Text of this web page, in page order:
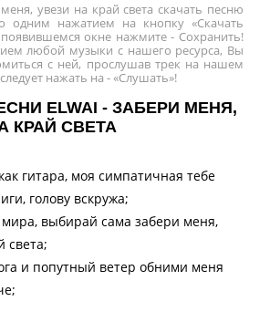
увези на край света скачать песню
одним нажатием на кнопку «Скачать
появившемся окне нажмите - Сохранить!
любой музыки с нашего ресурса, Вы
с ней, прослушав трек на нашем
нажать на - «Слушать»!
ELWAI - ЗАБЕРИ МЕНЯ,
КРАЙ СВЕТА
гитара, моя симпатичная тебе
голову вскружа;
выбирай сама забери меня,
света;
и попутный ветер обними меня